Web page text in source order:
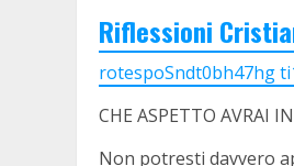
Riflessioni
rotespoSndt0bh47hg
CHE ASPETTO AVRAI
Non potresti davvero